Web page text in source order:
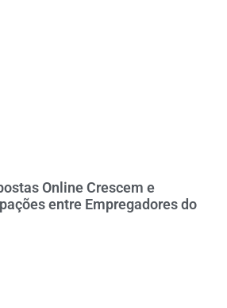
Online Crescem e
entre Empregadores do